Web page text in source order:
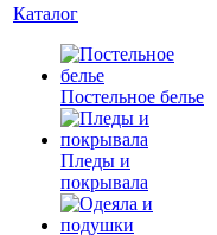
Каталог
Постельное белье
Пледы и
покрывала